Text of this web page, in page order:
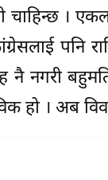
चाहिन्छ ।
पनि
नै नगरी
हो । अब